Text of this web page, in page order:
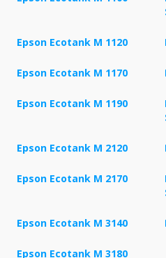
Epson Ecotank M 1120
Epson Ecotank M 1170
Epson Ecotank M 1190
Epson Ecotank M 2120
Epson Ecotank M 2170
Epson Ecotank M 3140
Epson Ecotank M 3180